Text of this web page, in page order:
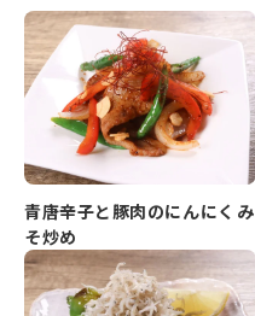
青唐辛子と豚肉のにんにくみ
そ炒め